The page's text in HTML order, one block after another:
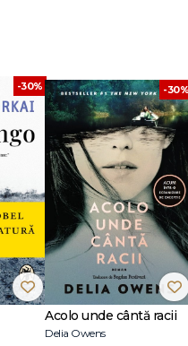
-30% -30%
Acolo unde cântă racii
Delia Owens